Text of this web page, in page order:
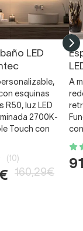
LED
esquinas
R50, luz LED
2700K-
Touch con
(10)
160,29€
A